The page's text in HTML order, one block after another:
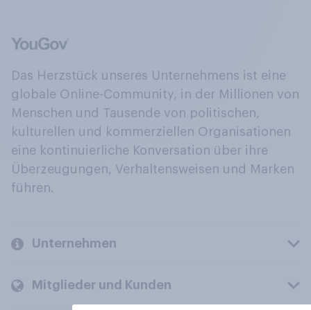
Das Herzstück unseres Unternehmens ist eine
globale Online-Community, in der Millionen von
Menschen und Tausende von politischen,
kulturellen und kommerziellen Organisationen
eine kontinuierliche Konversation über ihre
Überzeugungen, Verhaltensweisen und Marken
führen.
Unternehmen
Mitglieder und Kunden